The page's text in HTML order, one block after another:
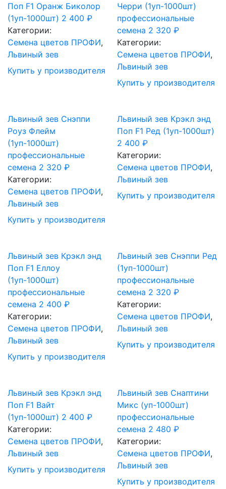
Поп F1 Оранж Биколор
(1уп-1000шт) 2 400 ₽
Категории:
Cемена цветов ПРОФИ,
Львиный зев
Купить у производителя
Черри (1уп-1000шт)
профессиональные
семена 2 320₽
Категории:
Cемена цветов ПРОФИ,
Львиный зев
Купить у производителя
Львиный зев Снэппи
Роуз Флейм
(1уп-1000шт)
профессиональные
семена 2 320 ₽
Категории:
Cемена цветов ПРОФИ,
Львиный зев
Купить у производителя
Львиный зев Крэкл энд
Поп F1 Ред (1уп-1000шт)
2 400₽
Категории:
Cемена цветов ПРОФИ,
Львиный зев
Купить у производителя
Львиный зев Крэкл энд
Поп F1 Еллоу
(1уп-1000шт)
профессиональные
семена 2 400 ₽
Категории:
Cемена цветов ПРОФИ,
Львиный зев
Купить у производителя
Львиный зев Снэппи Ред
(1уп-1000шт)
профессиональные
семена 2 320₽
Категории:
Cемена цветов ПРОФИ,
Львиный зев
Купить у производителя
Львиный зев Крэкл энд
Поп F1 Вайт
(1уп-1000шт) 2 400 ₽
Категории:
Cемена цветов ПРОФИ,
Львиный зев
Купить у производителя
Львиный зев Снаптини
Микс (уп-1000шт)
профессиональные
семена 2 480₽
Категории:
Cемена цветов ПРОФИ,
Львиный зев
Купить у производителя